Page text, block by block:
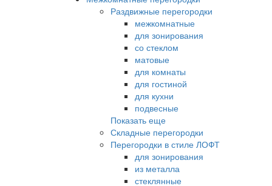
Раздвижные перегородки
межкомнатные
для зонирования
со стеклом
матовые
для комнаты
для гостиной
для кухни
подвесные
Показать еще
Складные перегородки
Перегородки в стиле ЛОФТ
для зонирования
из металла
стеклянные